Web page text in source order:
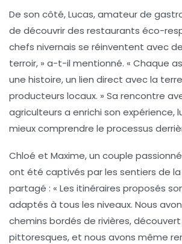
De son côté, Lucas, amateur de
de découvrir des restaurants éco-
chefs nivernais se réinventent avec
terroir, » a-t-il mentionné. « Chaque
une histoire, un lien direct avec la
producteurs locaux. » Sa rencontre
agriculteurs a enrichi son expérience,
mieux comprendre le processus
Chloé et Maxime, un couple
ont été captivés par les sentiers de la
partagé : « Les itinéraires proposés
adaptés à tous les niveaux. Nous
chemins bordés de rivières,
pittoresques, et nous avons même